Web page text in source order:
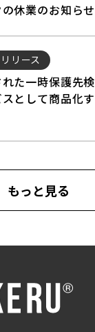
休業のお知らせ
リース
た一時保護先
として商品化
もっと見る